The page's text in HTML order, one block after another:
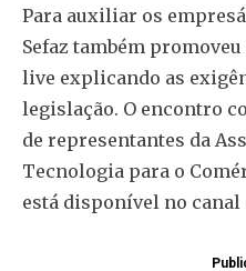
Para auxiliar os
Sefaz também
live explicando as
legislação. O encontro
de representantes da
Tecnologia para o
está disponível no canal